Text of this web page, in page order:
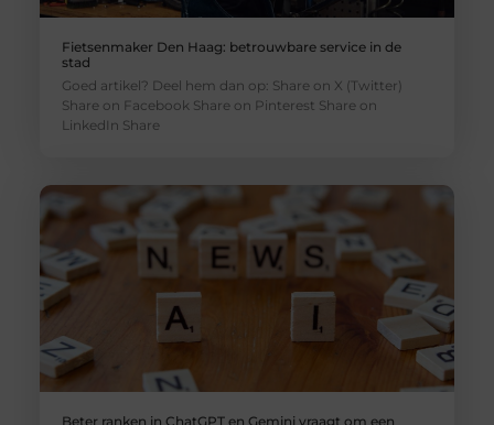
Fietsenmaker Den Haag: betrouwbare service in de
stad
Goed artikel? Deel hem dan op: Share on X (Twitter)
Share on Facebook Share on Pinterest Share on
LinkedIn Share
Beter ranken in ChatGPT en Gemini vraagt om een